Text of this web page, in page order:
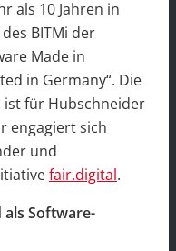
als 10 Jahren in
BITMi der
Made in
in Germany“. Die
ist für Hubschneider
engagiert sich
und
fair.digital.
als Software-